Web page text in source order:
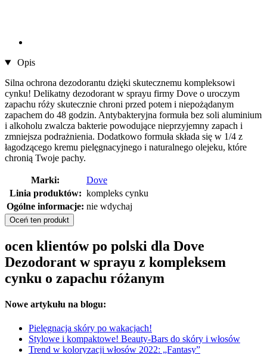
Opis
Silna ochrona dezodorantu dzięki skutecznemu kompleksowi
cynku! Delikatny dezodorant w sprayu firmy Dove o uroczym
zapachu róży skutecznie chroni przed potem i niepożądanym
zapachem do 48 godzin. Antybakteryjna formuła bez soli aluminium
i alkoholu zwalcza bakterie powodujące nieprzyjemny zapach i
zmniejsza podrażnienia. Dodatkowo formuła składa się w 1/4 z
łagodzącego kremu pielęgnacyjnego i naturalnego olejeku, które
chronią Twoje pachy.
Marki:
Dove
Linia produktów: kompleks cynku
Ogólne informacje: nie wdychaj
Oceń ten produkt
ocen klientów po polski dla Dove
Dezodorant w sprayu z kompleksem
cynku o zapachu różanym
Nowe artykułu na blogu:
Pielęgnacja skóry po wakacjach!
Stylowe i kompaktowe! Beauty-Bars do skóry i włosów
Trend w koloryzacji włosów 2022: „Fantasy”